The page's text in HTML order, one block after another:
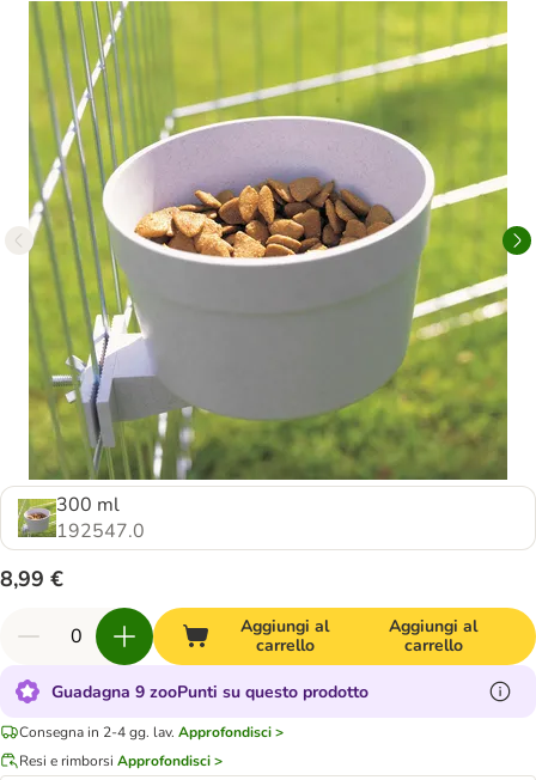
300 ml
192547.0
8,99 €
Aggiungi al
carrello
Aggiungi al
carrello
Guadagna 9 zooPunti su questo prodotto
Consegna in 2-4 gg. lav. Approfondisci >
Resi e rimborsi Approfondisci >